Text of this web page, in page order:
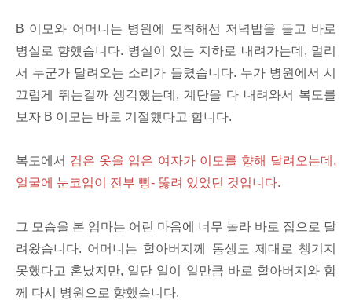
B 이모와 어머니는 병원에 도착해선 저녁밥을 들고 바로
병실로 향했습니다. 병실이 있는 지하로 내려가는데, 멀리
서 누군가 달려오는 소리가 들렸습니다. 누가 병원에서 시
끄럽게 뛰는걸까 생각했는데, 계단을 다 내려와서 복도를
보자 B 이모는 바로 기절했다고 합니다.
복도에서 검은 옷을 입은 여자가 이모를 향해 달려오는데,
얼굴에 눈코입이 전부 뻥- 뚫려 있었던 것입니다.
그 모습을 본 엄마는 어린 마음에 너무 놀라 바로 집으로 달
려왔습니다. 어머니는 할아버지께 동생도 제대로 챙기지
못했다고 혼났지만, 일단 일이 일만큼 바로 할아버지와 함
께 다시 병원으로 향했습니다.